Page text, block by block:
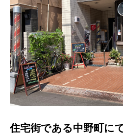
住宅街である中野町に